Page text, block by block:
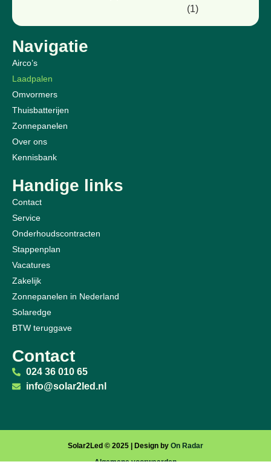
Contact
024 36 010 65
info@solar2led.nl
Handige links
Contact
Service
Onderhoudscontracten
Stappenplan
Vacatures
Zakelijk
Zonnepanelen in Nederland
Solaredge
BTW teruggave
Navigatie
Airco’s
Laadpalen
Omvormers
Thuisbatterijen
Zonnepanelen
Over ons
Kennisbank
Solar2Led ©️ 2025 | Design by On Radar
Algemene voorwaarden